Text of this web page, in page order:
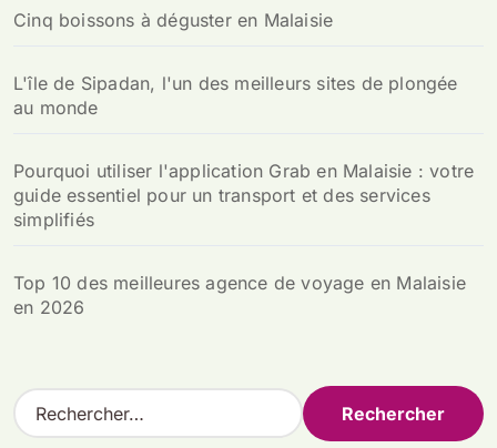
Cinq boissons à déguster en Malaisie
L'île de Sipadan, l'un des meilleurs sites de plongée
au monde
Pourquoi utiliser l'application Grab en Malaisie : votre
guide essentiel pour un transport et des services
simplifiés
Top 10 des meilleures agence de voyage en Malaisie
en 2026
R
e